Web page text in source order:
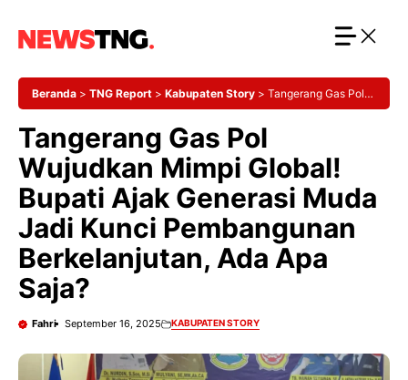
Beranda > TNG Report > Kabupaten Story > Tangerang Gas Pol
Pembangunan Berkelanjutan, Ada Apa Saja?
Tangerang Gas Pol
Wujudkan Mimpi Global!
Bupati Ajak Generasi Muda
Jadi Kunci Pembangunan
Berkelanjutan, Ada Apa
Saja?
Fahri September 16, 2025 KABUPATEN STORY